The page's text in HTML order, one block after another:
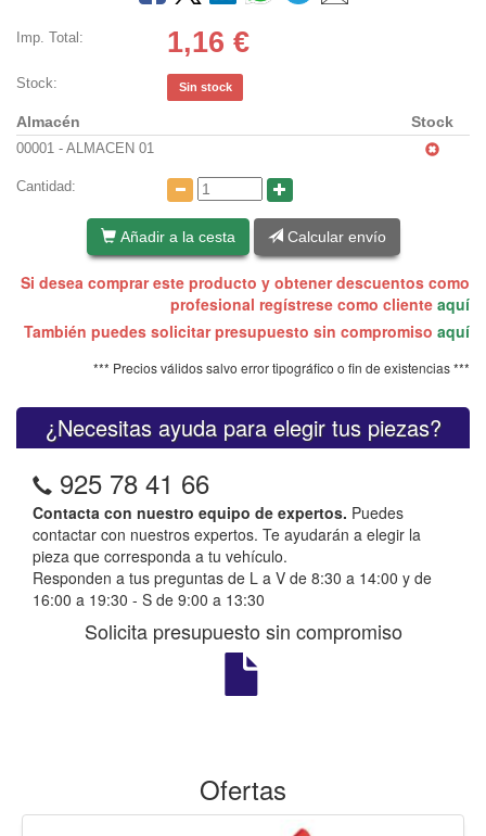
Imp. Total: 1,16 €
Stock: Sin stock
Almacén Stock
00001 - ALMACEN 01
Cantidad:
Añadir a la cesta Calcular envío
Si desea comprar este producto y obtener descuentos como
profesional regístrese como cliente aquí
También puedes solicitar presupuesto sin compromiso aquí
*** Precios válidos salvo error tipográfico o fin de existencias ***
¿Necesitas ayuda para elegir tus piezas?
925 78 41 66
Contacta con nuestro equipo de expertos. Puedes
contactar con nuestros expertos. Te ayudarán a elegir la
pieza que corresponda a tu vehículo.
Responden a tus preguntas de L a V de 8:30 a 14:00 y de
16:00 a 19:30 - S de 9:00 a 13:30
Solicita presupuesto sin compromiso
Ofertas